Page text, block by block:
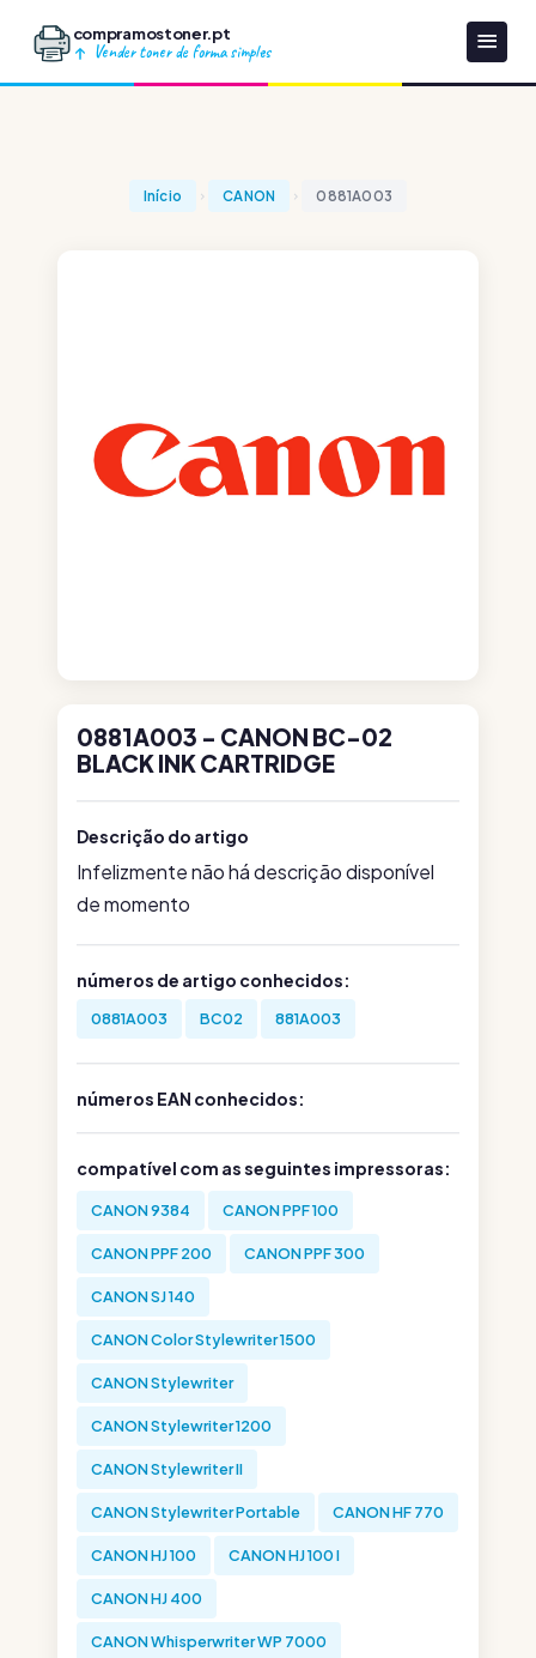
compramostoner.pt
Vender toner de forma simples
Início CANON 0881A003
0881A003 - CANON BC-02
BLACK INK CARTRIDGE
Descrição do artigo
Infelizmente não há descrição disponível
de momento
números de artigo conhecidos:
0881A003 BC02 881A003
números EAN conhecidos:
compatível com as seguintes impressoras:
CANON 9384 CANON PPF 100
CANON PPF 200 CANON PPF 300
CANON SJ 140
CANON Color Stylewriter 1500
CANON Stylewriter
CANON Stylewriter 1200
CANON Stylewriter II
CANON Stylewriter Portable CANON HF 770
CANON HJ 100 CANON HJ 100 I
CANON HJ 400
CANON Whisperwriter WP 7000